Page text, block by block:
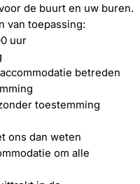
de buurt en uw buren.
van toepassing:
uur
betreden
toestemming
ons dan weten
om alle